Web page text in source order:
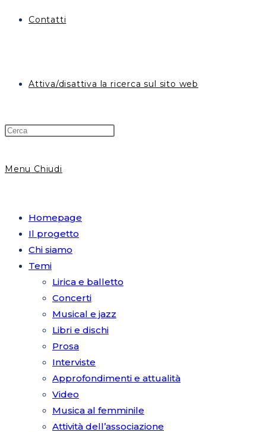
Contatti
Attiva/disattiva la ricerca sul sito web
Menu Chiudi
Homepage
Il progetto
Chi siamo
Temi
Lirica e balletto
Concerti
Musical e jazz
Libri e dischi
Prosa
Interviste
Approfondimenti e attualità
Video
Musica al femminile
Attività dell’associazione